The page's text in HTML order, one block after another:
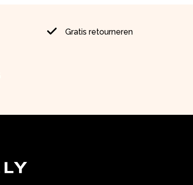
Gratis retourneren